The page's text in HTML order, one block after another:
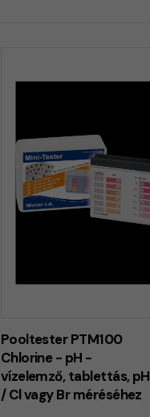
Pooltester PTM100
Chlorine - pH -
vízelemző, tablettás, pH
/ Cl vagy Br méréséhez